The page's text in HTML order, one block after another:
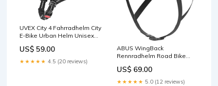
UVEX City 4 Fahrradhelm City
E-Bike Urban Helm Unisex
US$ 59.00
★★★★★ 4.5 (20 reviews)
ABUS WingBack
Rennradhelm Road Bike
Erwachsene Neu, M 54-58cm
Haushaltskleingeräte
US$ 69.00
★★★★★ 5.0 (12 reviews)